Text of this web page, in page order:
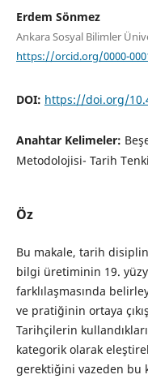
Erdem Sönmez
Ankara Sosyal Bilimler
https://orcid.org/0000-
DOI: https://doi.org/
Anahtar Kelimeler:
Metodolojisi- Tarih
Öz
Bu makale, tarih
bilgi üretiminin 19.
farklılaşmasında
ve pratiğinin ortaya
Tarihçilerin
kategorik olarak
gerektiğini vazeden bu